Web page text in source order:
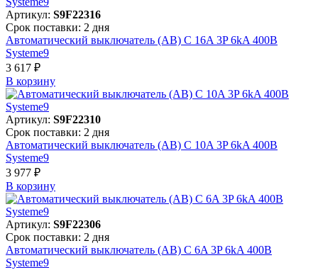
Артикул: S9F22316
Срок поставки: 2 дня
Автоматический выключатель (АВ) C 16A 3P 6kA 400В
Systeme9
3 617 ₽
В корзинy
Артикул: S9F22310
Срок поставки: 2 дня
Автоматический выключатель (АВ) C 10A 3P 6kA 400В
Systeme9
3 977 ₽
В корзинy
Артикул: S9F22306
Срок поставки: 2 дня
Автоматический выключатель (АВ) C 6A 3P 6kA 400В
Systeme9